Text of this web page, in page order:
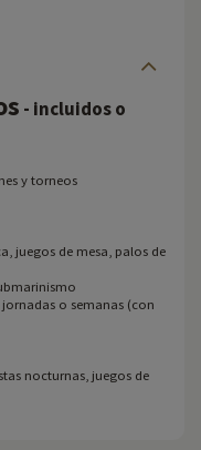
- incluidos o
y torneos
juegos de mesa, palos de
o semanas (con
nocturnas, juegos de